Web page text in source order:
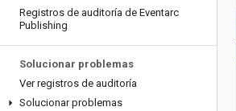
Registros de auditoría de Eventarc
Publishing
Solucionar problemas
Ver registros de auditoría
Solucionar problemas